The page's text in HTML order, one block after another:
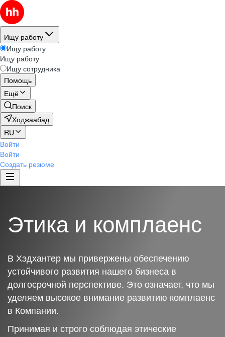
Ищу работу
Ищу работу
Ищу работу
Ищу сотрудника
Помощь
Ещё
Поиск
Ходжаабад
RU
Войти
Войти
Создать резюме
Этика и комплаенс
В Хэдхантер мы привержены обеспечению
устойчивого развития нашего бизнеса в
долгосрочной перспективе. Это означает, что мы
уделяем высокое внимание развитию комплаенс
в Компании.
Принимая и строго соблюдая этические